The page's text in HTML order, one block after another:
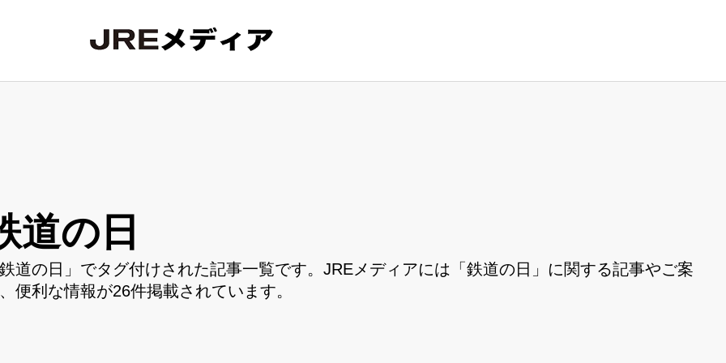
道の日
道の日」でタグ付けされた記事一覧です。JREメディアには「鉄道の日」に関する記事やご案
便利な情報が26件掲載されています。